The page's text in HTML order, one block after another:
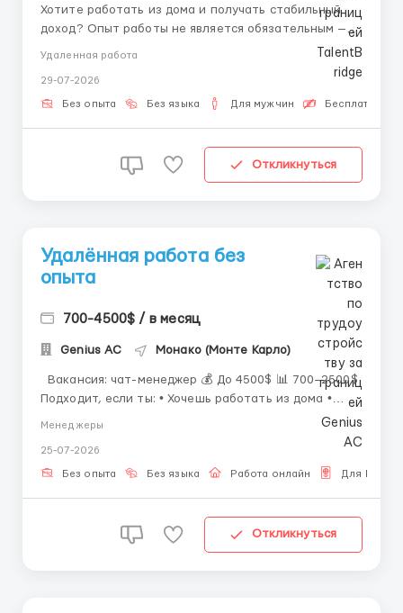
Хотите работать из дома и получать стабильный
доход? Опыт работы не является обязательным —
всему необходимому обучаем и помогаем освоиться.
Стабильное интернет-соединение. • Готовность
работать полный рабочий день. • Желан...
Удаленная работа
29-07-2026
Без опыта Без языка Для мужчин Бесплатная
Откликнуться
Удалённая работа без
опыта
700-4500$ / в месяц
Genius AС Монако (Монте Карло)
Подходит, если ты: • Хочешь работать из дома •
Переписка • Ведение диалогов...
Менеджеры
25-07-2026
Без опыта Без языка Работа онлайн Для
Откликнуться